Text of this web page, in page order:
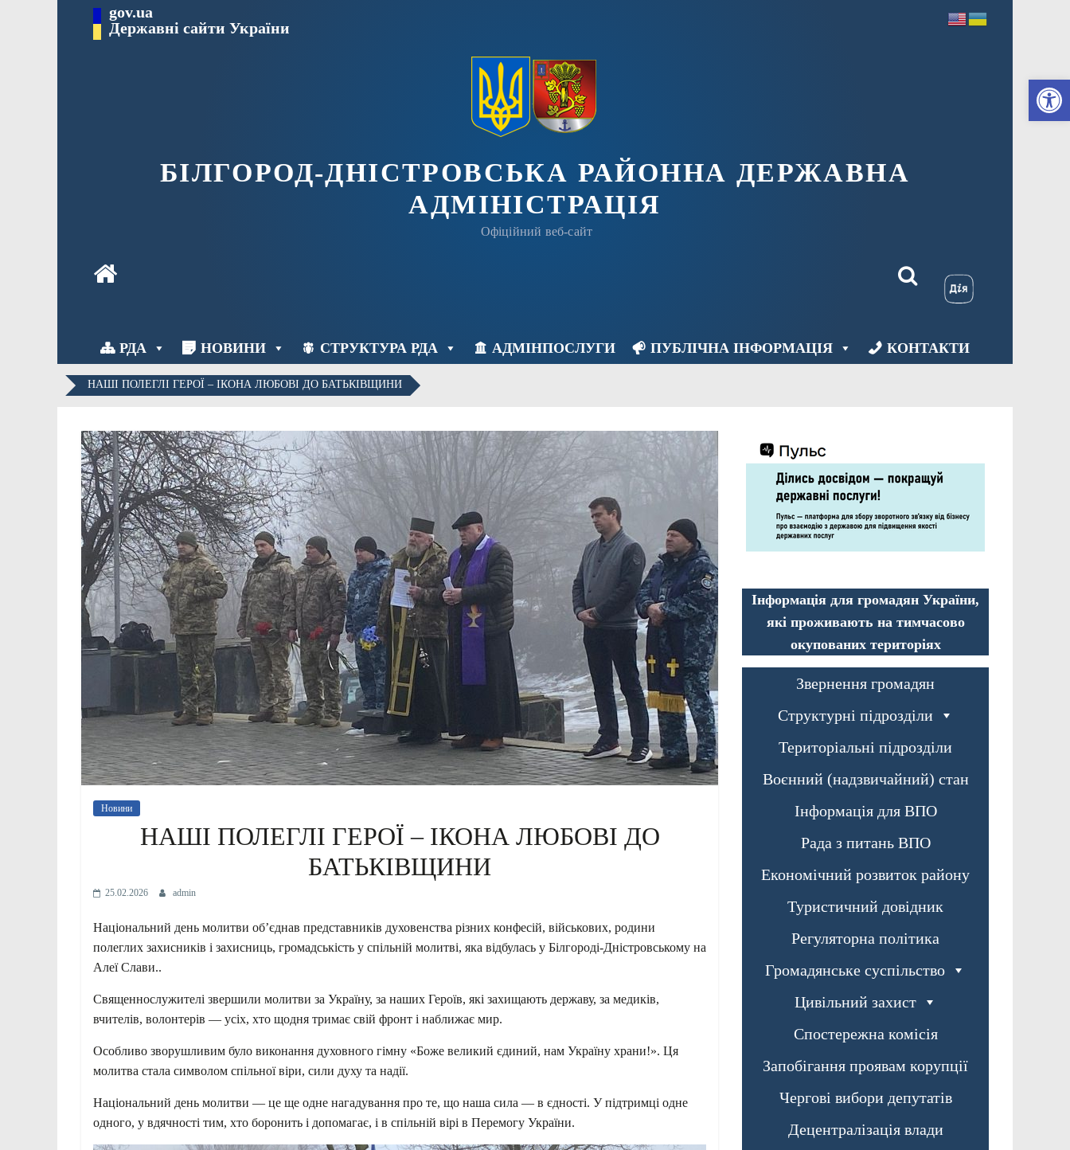
gov.ua
Державні сайти України
БІЛГОРОД-ДНІСТРОВСЬКА РАЙОННА ДЕРЖАВНА
АДМІНІСТРАЦІЯ
Офіційний веб-сайт
РДА НОВИНИ СТРУКТУРА РДА АДМІНПОСЛУГИ ПУБЛІЧНА ІНФОРМАЦІЯ КОНТАКТИ
НАШІ ПОЛЕГЛІ ГЕРОЇ – ІКОНА ЛЮБОВІ ДО БАТЬКІВЩИНИ
Новини
НАШІ ПОЛЕГЛІ ГЕРОЇ – ІКОНА ЛЮБОВІ ДО
БАТЬКІВЩИНИ
25.02.2026 admin
Національний день молитви об’єднав представників духовенства різних конфесій, військових, родини
полеглих захисників і захисниць, громадськість у спільній молитві, яка відбулась у Білгороді-Дністровському на
Алеї Слави..
Священнослужителі звершили молитви за Україну, за наших Героїв, які захищають державу, за медиків,
вчителів, волонтерів — усіх, хто щодня тримає свій фронт і наближає мир.
Особливо зворушливим було виконання духовного гімну «Боже великий єдиний, нам Україну храни!». Ця
молитва стала символом спільної віри, сили духу та надії.
Національний день молитви — це ще одне нагадування про те, що наша сила — в єдності. У підтримці одне
одного, у вдячності тим, хто боронить і допомагає, і в спільній вірі в Перемогу України.
Інформація для громадян України,
які проживають на тимчасово
окупованих територіях
Звернення громадян
Структурні підрозділи
Територіальні підрозділи
Воєнний (надзвичайний) стан
Інформація для ВПО
Рада з питань ВПО
Економічний розвиток району
Туристичний довідник
Регуляторна політика
Громадянське суспільство
Цивільний захист
Спостережна комісія
Запобігання проявам корупції
Чергові вибори депутатів
Децентралізація влади